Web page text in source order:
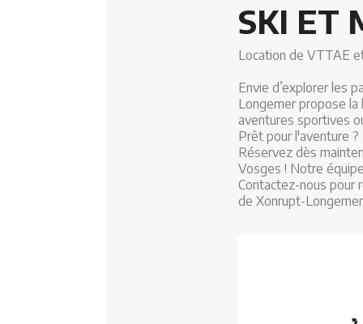
SKI ET
Location de VTTAE
Envie d’explorer les
Longemer propose
aventures sportives
Prêt pour l'aventure ?
Réservez dès
Vosges ! Notre
Contactez-nous
de Xonrupt-